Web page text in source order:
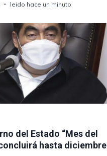
leido hace un minuto
del Estado “Mes del
hasta diciembre